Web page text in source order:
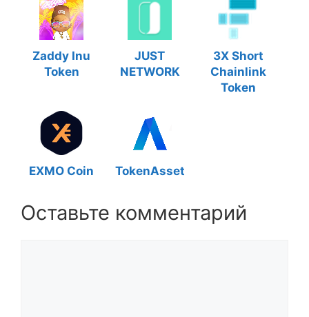
Zaddy Inu
Token
JUST
NETWORK
3X Short
Chainlink
Token
EXMO Coin TokenAsset
Оставьте комментарий